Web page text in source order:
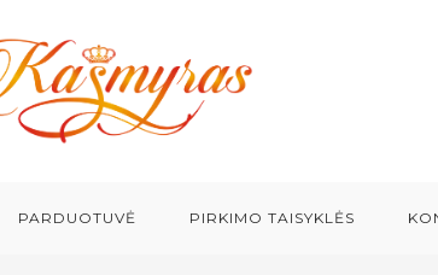
PARDUOTUVĖ PIRKIMO TAISYKLĖS